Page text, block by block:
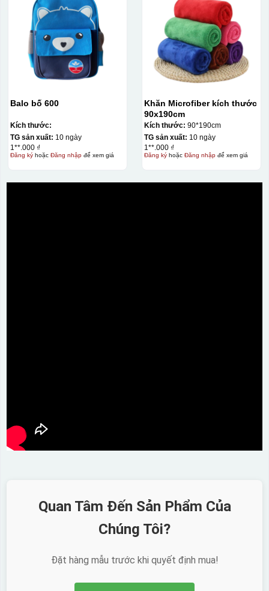
Balo bố 600
Kích thước:
TG sản xuất: 10 ngày
1**.000 ₫
Đăng kýhoặc Đăng nhậpđể xem giá
Khăn Microfiber kích thước
90x190cm
Kích thước: 90*190cm
TG sản xuất: 10 ngày
1**.000 ₫
Đăng kýhoặc Đăng nhậpđể xem giá
Quan Tâm Đến Sản Phẩm Của
Chúng Tôi?
Đặt hàng mẫu trước khi quyết định mua!